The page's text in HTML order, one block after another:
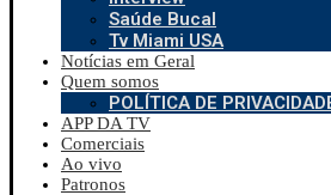
Saúde Bucal
Tv Miami USA
Notícias em Geral
Quem somos
POLÍTICA DE
APP DA TV
Comerciais
Ao vivo
Patronos